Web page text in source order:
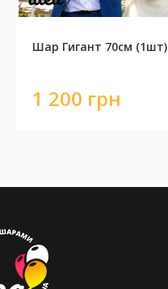
Шар Гигант 70см (1шт)
1 200 грн